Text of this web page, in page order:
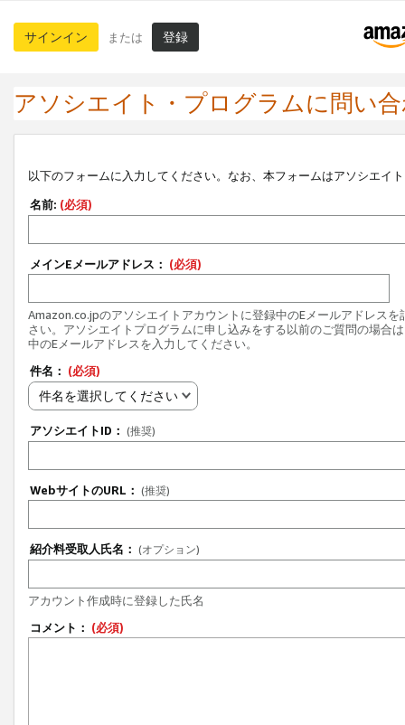
サインイン または 登録
アソシエイト・プログラムに問い
以下のフォームに入力してください。なお、本フォームはアソシエイ
名前: (必須)
メインEメールアドレス： (必須)
Amazon.co.jpのアソシエイトアカウントに登録中のEメールアドレスを
さい。アソシエイトプログラムに申し込みをする以前のご質問の場合
中のEメールアドレスを入力してください。
件名： (必須)
件名を選択してください
アソシエイトID： (推奨)
WebサイトのURL： (推奨)
紹介料受取人氏名： (オプション)
アカウント作成時に登録した氏名
コメント： (必須)